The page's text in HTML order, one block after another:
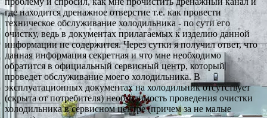
где находится дренажное отверстие т.е. как провести
техническое обслуживание холодильника - по сути его
очистку, ведь в документах прилагаемых к изделию данной
информации не содержится. Через сутки я получил ответ, что
данная информация секретная и что мне необходимо
обратится в официальный сервисный центр, который
проведет обслуживание моего холодильника. В
эксплуатационных документах на холодильник отсутствует
(скрыта от потребителя) необходимость проведения очистки
холодильника в сервисном центре (причем за не малые